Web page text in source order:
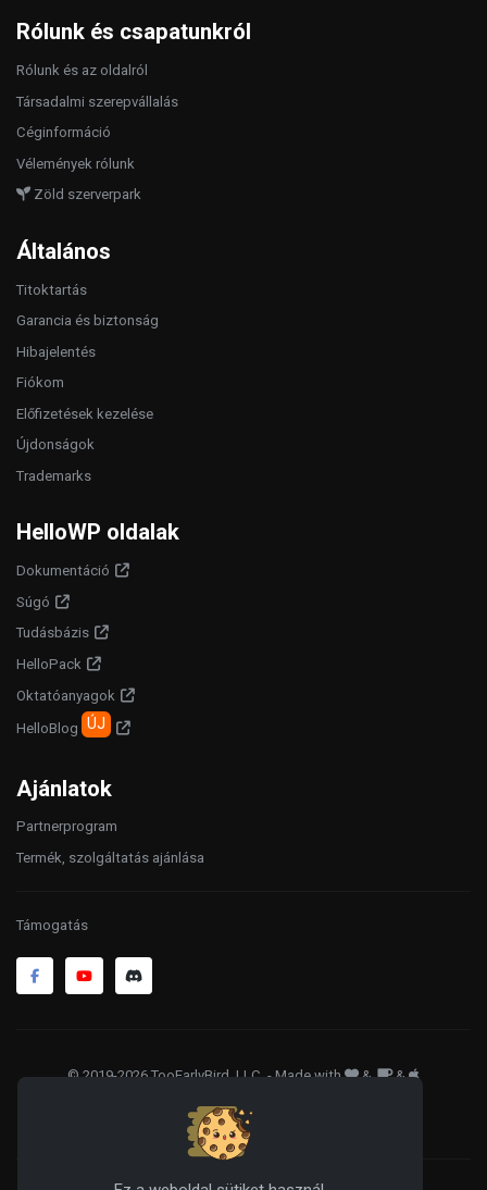
Rólunk és csapatunkról
Rólunk és az oldalról
Társadalmi szerepvállalás
Céginformáció
Vélemények rólunk
Zöld szerverpark
Általános
Titoktartás
Garancia és biztonság
Hibajelentés
Fiókom
Előfizetések kezelése
Újdonságok
Trademarks
HelloWP oldalak
Dokumentáció
Súgó
Tudásbázis
HelloPack
Oktatóanyagok
HelloBlog ÚJ
Ajánlatok
Partnerprogram
Termék, szolgáltatás ajánlása
Támogatás
© 2019-2026 TooEarlyBird, LLC. - Made with & &
Adatkezelés